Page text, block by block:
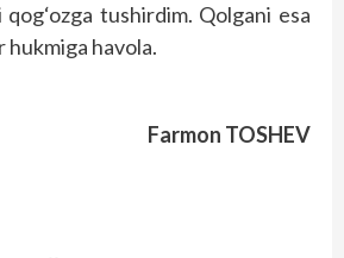
tushirdim. Qolgani esa
hukmiga havola.
Farmon TOSHEV